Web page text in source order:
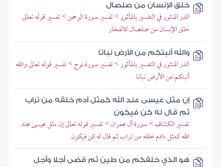
خلق الإنسان من صلصال
الدر المنثور في التفسير بالمأثور > تفسير سورة الرحمن > تفسير قوله تعالى
خلق الإنسان من صلصال كالفخار
والله أنبتكم من الأرض نباتا
الدر المنثور في التفسير بالمأثور > تفسير سورة نوح > تفسير قوله تعالى والله
أنبتكم من الأرض نباتا
إن مثل عيسى عند الله كمثل آدم خلقه من تراب
ثم قال له كن فيكون
تفسير الكشاف > سورة آل عمران > تفسير قوله تعالى إن مثل عيسى عند
الله كمثل ءادم خلقه من تراب ثم قال له كن فيكون
هو الذي خلقكم من طين ثم قضى أجلا وأجل